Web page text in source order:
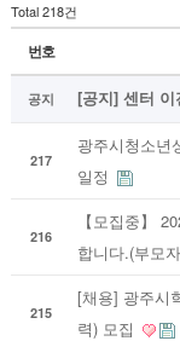
Total 218건
번호
공지 [공지] 센터 이
217
광주시청소년
일정
216
【모집중】
합니다.(부모
215
[채용] 광주시
력) 모집